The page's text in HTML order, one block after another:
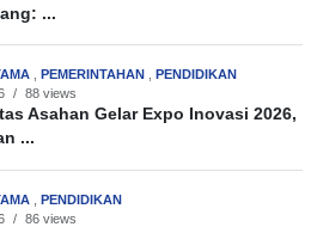
...
PEMERINTAHAN
PENDIDIKAN
/ 88 views
Asahan Gelar Expo Inovasi 2026,
...
PENDIDIKAN
/ 86 views